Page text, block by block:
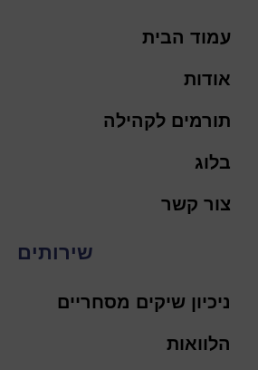
עמוד הבית
אודות
תורמים לקהילה
בלוג
צור קשר
שירותים
ניכיון שיקים מסחריים
הלוואות